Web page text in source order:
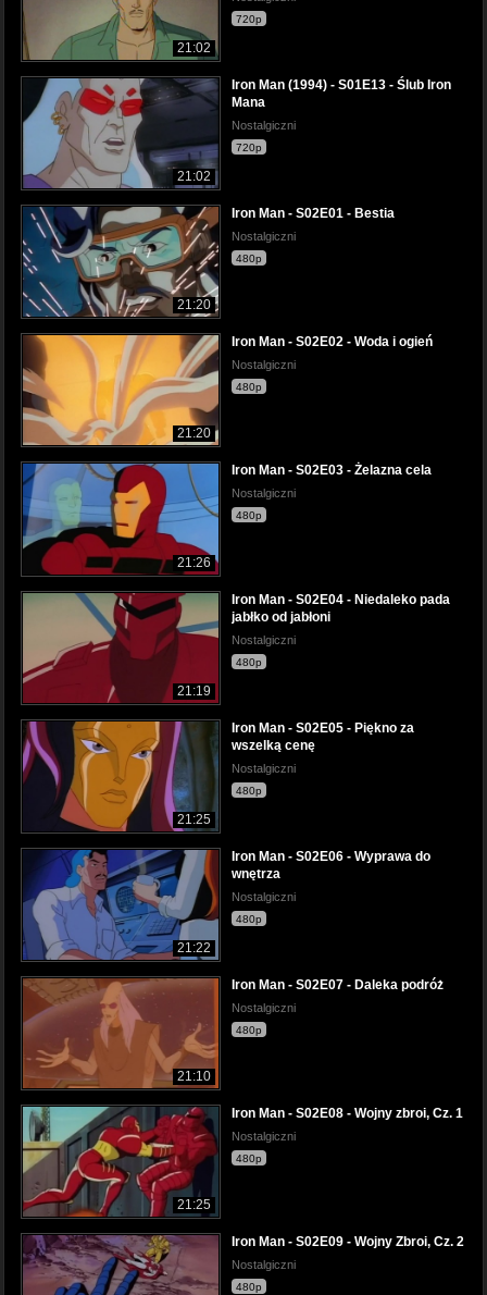
21:02
720p
21:02
Iron Man (1994) - S01E13 - Ślub Iron
Mana
Nostalgiczni
720p
21:20
Iron Man - S02E01 - Bestia
Nostalgiczni
480p
21:20
Iron Man - S02E02 - Woda i ogień
Nostalgiczni
480p
21:26
Iron Man - S02E03 - Żelazna cela
Nostalgiczni
480p
21:19
Iron Man - S02E04 - Niedaleko pada
jabłko od jabłoni
Nostalgiczni
480p
21:25
Iron Man - S02E05 - Piękno za
wszelką cenę
Nostalgiczni
480p
21:22
Iron Man - S02E06 - Wyprawa do
wnętrza
Nostalgiczni
480p
21:10
Iron Man - S02E07 - Daleka podróż
Nostalgiczni
480p
21:25
Iron Man - S02E08 - Wojny zbroi, Cz. 1
Nostalgiczni
480p
Iron Man - S02E09 - Wojny Zbroi, Cz. 2
Nostalgiczni
480p